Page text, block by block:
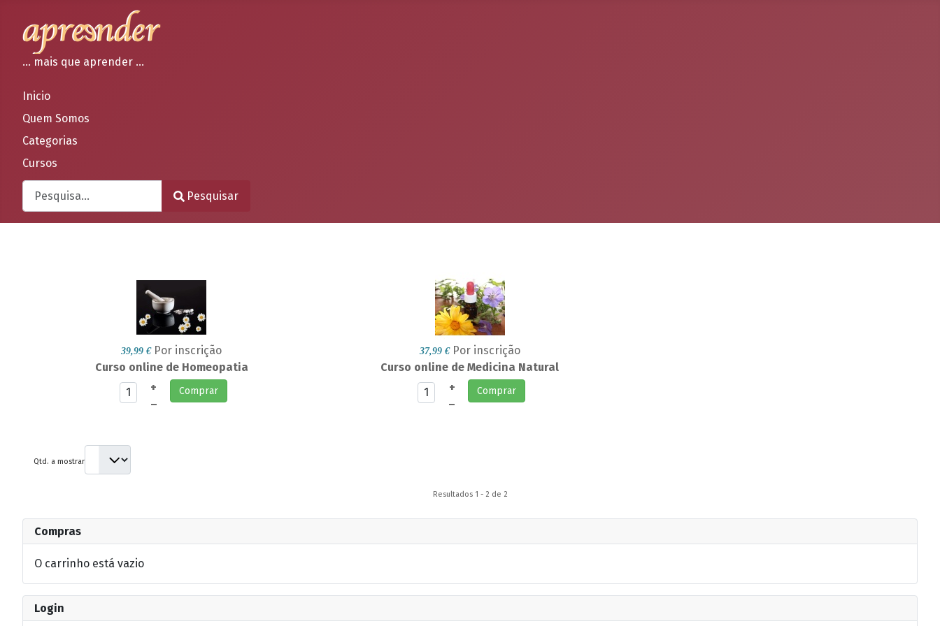
... mais que aprender ...
Inicio
Quem Somos
Categorias
Cursos
Pesquisar
Pesquisar
39,99 € Por inscrição
Curso online de Homeopatia
+
–
Comprar
37,99 € Por inscrição
Curso online de Medicina Natural
+
–
Comprar
Qtd. a mostrar
Resultados 1 - 2 de 2
Compras
O carrinho está vazio
Login